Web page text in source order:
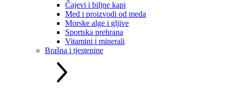
Čajevi i biljne kapi
Med i proizvodi od meda
Morske alge i gljive
Sportska prehrana
Vitamini i minerali
Brašna i tjestenine